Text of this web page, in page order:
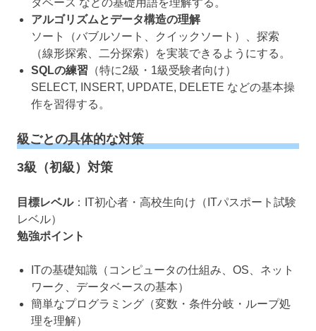
アルゴリズムとデータ構造の理解
ソート（バブルソート、クイックソート）、探索
（線形探索、二分探索）を実装できるようにする。
SQLの練習 （特に2級・1級受験者向け）
SELECT, INSERT, UPDATE, DELETE などの基本操
作を習得する。
級ごとの具体的な対策
3級（初級）対策
目標レベル：IT初心者・高校生向け（ITパスポート試験
レベル）
勉強ポイント
ITの基礎知識（コンピュータの仕組み、OS、ネット
ワーク、データベースの基本）
簡単なプログラミング（変数・条件分岐・ループ処
理を理解）